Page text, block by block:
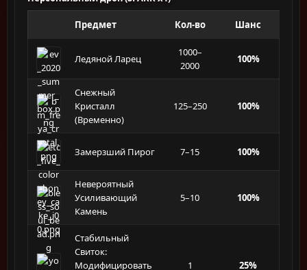
Предмет Кол-во Шанс
Ледяной Ларец
1000–
2000
100%
Снежный
Кристалл
(Временно)
125–250 100%
Замерзший Пирог 7–15 100%
Невероятный
Усиливающий
Камень
5–10 100%
Стабильный
Свиток:
Модифицировать
1 25%